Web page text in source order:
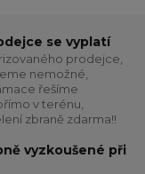
se vyplatí
prodejce,
nemožné,
řešíme
v terénu,
zbraně zdarma!!
vyzkoušené při